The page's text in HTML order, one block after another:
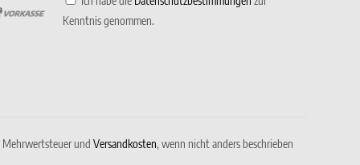
Kenntnis genommen.
Mehrwertsteuer und Versandkosten, wenn nicht anders beschrieben